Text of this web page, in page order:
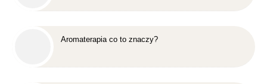
Aromaterapia co to znaczy?